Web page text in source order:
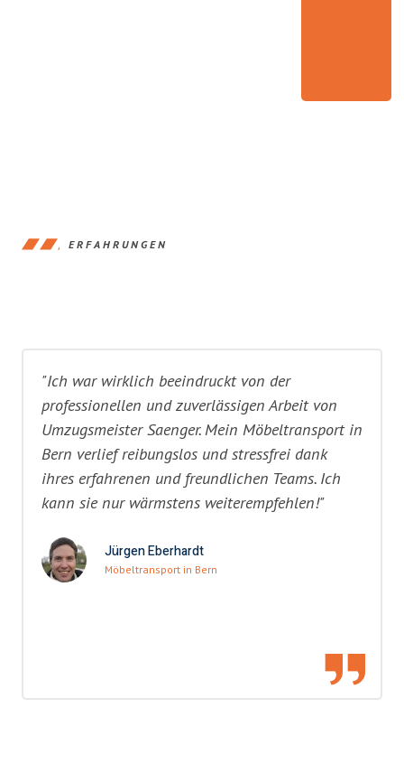
ERFAHRUNGEN
"Ich war wirklich beeindruckt von der
professionellen und zuverlässigen Arbeit von
Umzugsmeister Saenger. Mein Möbeltransport in
Bern verlief reibungslos und stressfrei dank
ihres erfahrenen und freundlichen Teams. Ich
kann sie nur wärmstens weiterempfehlen!"
Jürgen Eberhardt
Möbeltransport in Bern